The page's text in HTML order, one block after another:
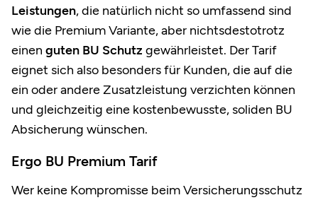
Leistungen, die natürlich nicht so umfassend sind
wie die Premium Variante, aber nichtsdestotrotz
einen guten BU Schutz gewährleistet. Der Tarif
eignet sich also besonders für Kunden, die auf die
ein oder andere Zusatzleistung verzichten können
und gleichzeitig eine kostenbewusste, soliden BU
Absicherung wünschen.
Ergo BU Premium Tarif
Wer keine Kompromisse beim Versicherungsschutz